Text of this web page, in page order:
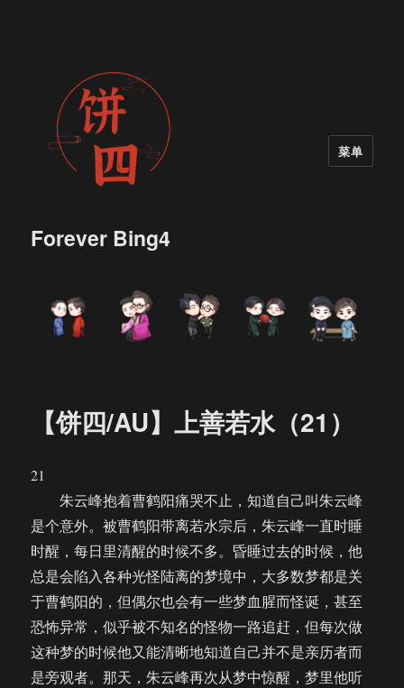
Forever Bing4
菜单
【饼四/AU】上善若水（21）
21
朱云峰抱着曹鹤阳痛哭不止，知道自己叫朱云峰
是个意外。被曹鹤阳带离若水宗后，朱云峰一直时睡
时醒，每日里清醒的时候不多。昏睡过去的时候，他
总是会陷入各种光怪陆离的梦境中，大多数梦都是关
于曹鹤阳的，但偶尔也会有一些梦血腥而怪诞，甚至
恐怖异常，似乎被不知名的怪物一路追赶，但每次做
这种梦的时候他又能清晰地知道自己并不是亲历者而
是旁观者。那天，朱云峰再次从梦中惊醒，梦里他听